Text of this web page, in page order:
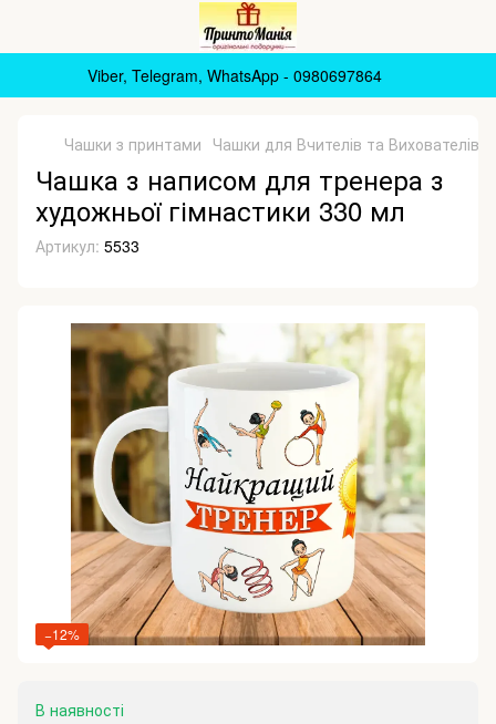
Viber, Telegram, WhatsApp - 0980697864
Чашки з принтами Чашки для Вчителів та Вихователів
Чашка з написом для тренера з
художньої гімнастики 330 мл
Артикул: 5533
−12%
В наявності